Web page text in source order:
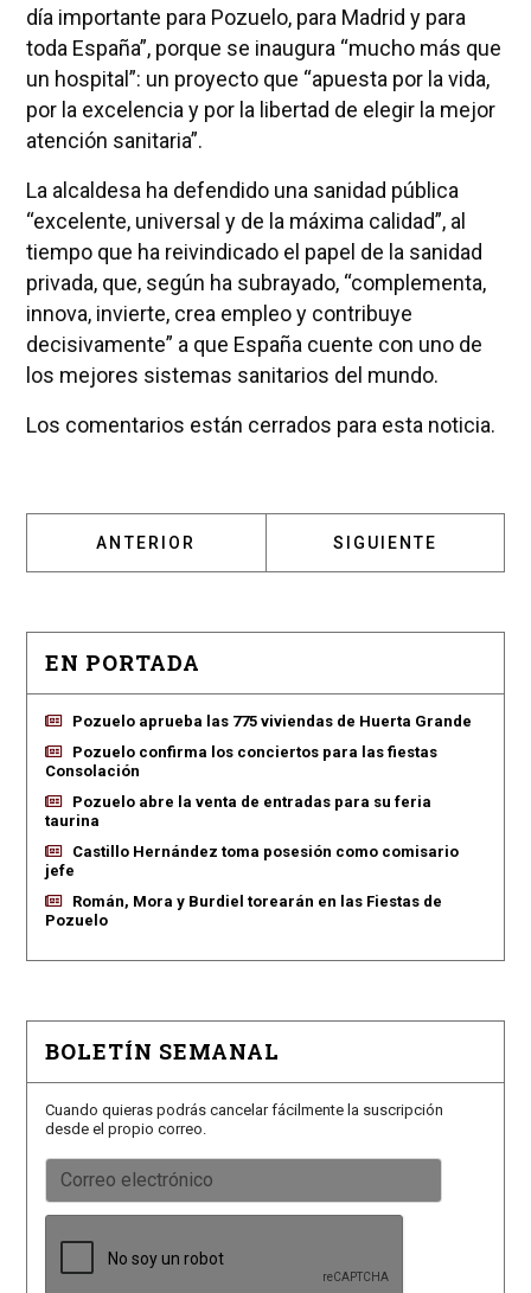
día importante para Pozuelo, para Madrid y para
toda España”, porque se inaugura “mucho más que
un hospital”: un proyecto que “apuesta por la vida,
por la excelencia y por la libertad de elegir la mejor
atención sanitaria”.
La alcaldesa ha defendido una sanidad pública
“excelente, universal y de la máxima calidad”, al
tiempo que ha reivindicado el papel de la sanidad
privada, que, según ha subrayado, “complementa,
innova, invierte, crea empleo y contribuye
decisivamente” a que España cuente con uno de
los mejores sistemas sanitarios del mundo.
Los comentarios están cerrados para esta noticia.
ARTÍCULO ANTERIOR: QUIRÓNSALUD
ANTERIOR ARTÍCULO
SIGUIENTE
EN PORTADA
Pozuelo aprueba las 775 viviendas de Huerta Grande
Pozuelo confirma los conciertos para las fiestas
Consolación
Pozuelo abre la venta de entradas para su feria
taurina
Castillo Hernández toma posesión como comisario
jefe
Román, Mora y Burdiel torearán en las Fiestas de
Pozuelo
BOLETÍN SEMANAL
Cuando quieras podrás cancelar fácilmente la suscripción
desde el propio correo.